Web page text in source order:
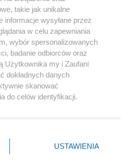
Instagram Youtube
takie jak unikalne
informacje wysyłane przez
w celu zapewniania
wybór spersonalizowanych
badanie odbiorców oraz
Użytkownika my i Zaufani
dokładnych danych
skanować
do celów identyfikacji.
ustawień prywatności
rogu strony
USTAWIENIA